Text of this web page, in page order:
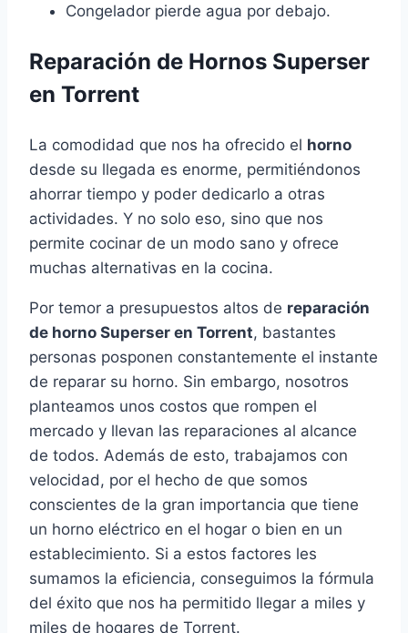
Congelador pierde agua por debajo.
Reparación de Hornos Superser
en Torrent
La comodidad que nos ha ofrecido el horno
desde su llegada es enorme, permitiéndonos
ahorrar tiempo y poder dedicarlo a otras
actividades. Y no solo eso, sino que nos
permite cocinar de un modo sano y ofrece
muchas alternativas en la cocina.
Por temor a presupuestos altos de reparación
de horno Superser en Torrent, bastantes
personas posponen constantemente el instante
de reparar su horno. Sin embargo, nosotros
planteamos unos costos que rompen el
mercado y llevan las reparaciones al alcance
de todos. Además de esto, trabajamos con
velocidad, por el hecho de que somos
conscientes de la gran importancia que tiene
un horno eléctrico en el hogar o bien en un
establecimiento. Si a estos factores les
sumamos la eficiencia, conseguimos la fórmula
del éxito que nos ha permitido llegar a miles y
miles de hogares de Torrent.